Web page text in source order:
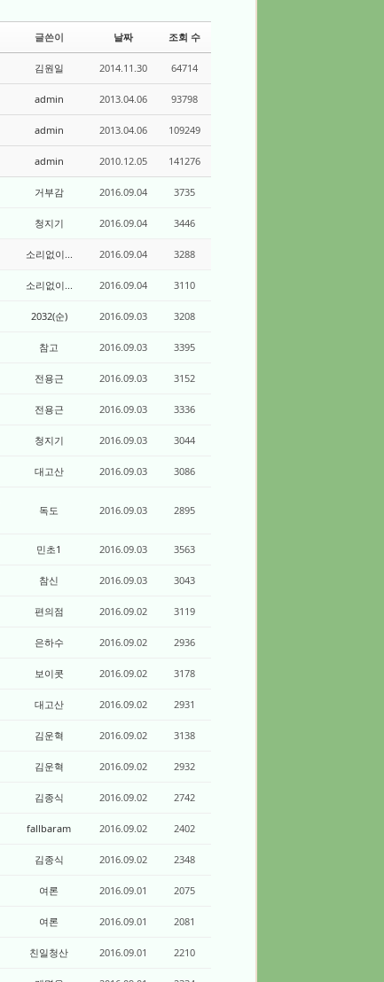
글쓴이 날짜 조회 수
김원일 2014.11.30 64714
admin 2013.04.06 93798
admin 2013.04.06 109249
admin 2010.12.05 141276
거부감 2016.09.04 3735
청지기 2016.09.04 3446
소리없이... 2016.09.04 3288
소리없이... 2016.09.04 3110
2032(순) 2016.09.03 3208
참고 2016.09.03 3395
전용근 2016.09.03 3152
전용근 2016.09.03 3336
청지기 2016.09.03 3044
대고산 2016.09.03 3086
독도 2016.09.03 2895
민초1 2016.09.03 3563
참신 2016.09.03 3043
편의점 2016.09.02 3119
은하수 2016.09.02 2936
보이콧 2016.09.02 3178
대고산 2016.09.02 2931
김운혁 2016.09.02 3138
김운혁 2016.09.02 2932
김종식 2016.09.02 2742
fallbaram 2016.09.02 2402
김종식 2016.09.02 2348
여론 2016.09.01 2075
여론 2016.09.01 2081
친일청산 2016.09.01 2210